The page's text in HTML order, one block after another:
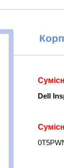
Dell